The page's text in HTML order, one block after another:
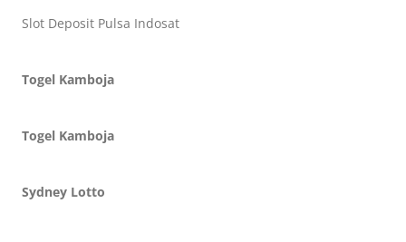
Slot Deposit Pulsa Indosat
Togel Kamboja
Togel Kamboja
Sydney Lotto